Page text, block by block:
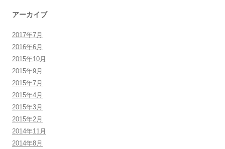
アーカイブ
2017年7月
2016年6月
2015年10月
2015年9月
2015年7月
2015年4月
2015年3月
2015年2月
2014年11月
2014年8月